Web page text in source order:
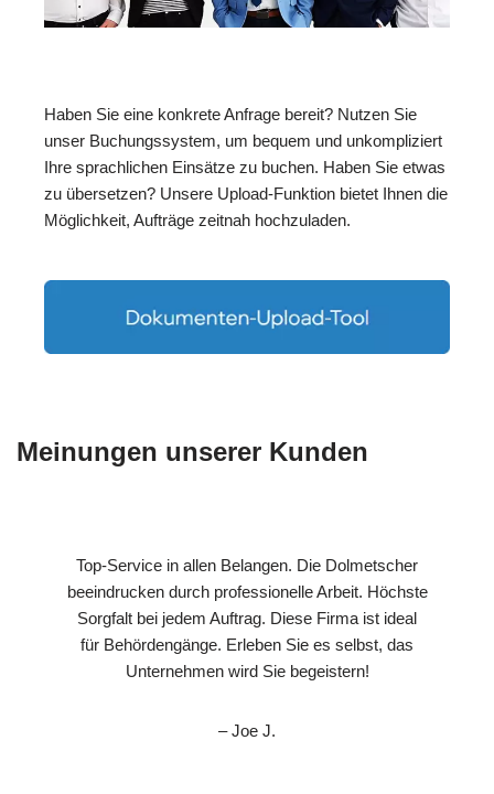
Haben Sie eine konkrete Anfrage bereit? Nutzen Sie
unser Buchungssystem, um bequem und unkompliziert
Ihre sprachlichen Einsätze zu buchen. Haben Sie etwas
zu übersetzen? Unsere Upload-Funktion bietet Ihnen die
Möglichkeit, Aufträge zeitnah hochzuladen.
Meinungen unserer Kunden
Top-Service in allen Belangen. Die Dolmetscher
beeindrucken durch professionelle Arbeit. Höchste
Sorgfalt bei jedem Auftrag. Diese Firma ist ideal
für Behördengänge. Erleben Sie es selbst, das
Unternehmen wird Sie begeistern!
– Joe J.